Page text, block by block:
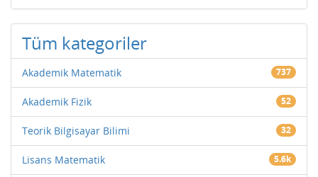
Tüm kategoriler
Akademik Matematik 737
Akademik Fizik 52
Teorik Bilgisayar Bilimi 32
Lisans Matematik 5.6k